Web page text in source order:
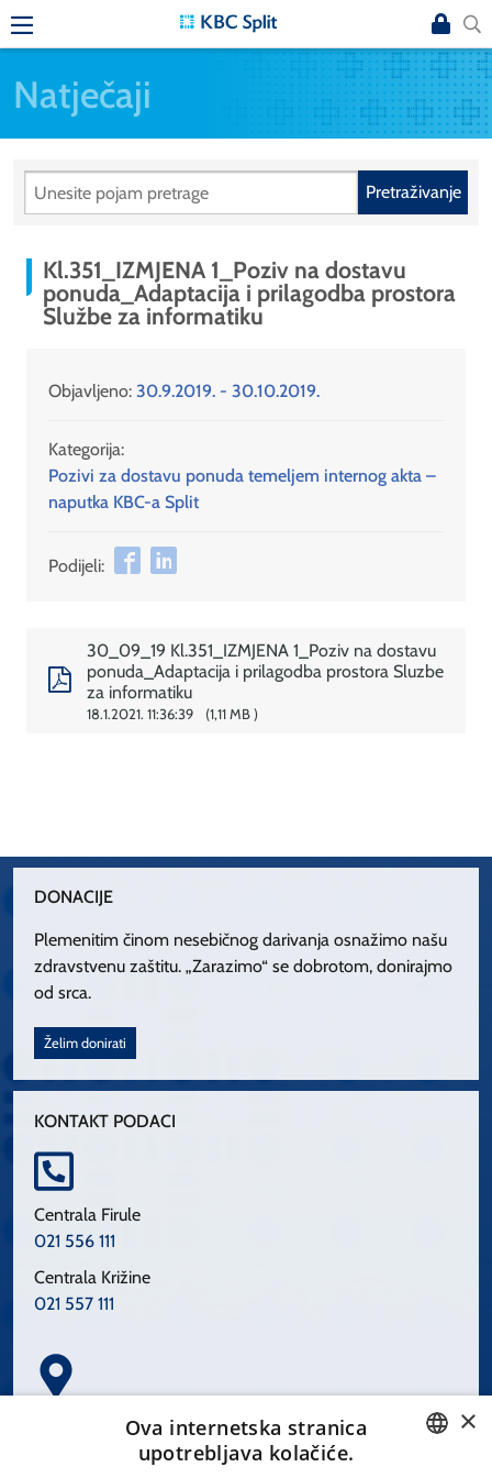
Natječaji
Pretraživanje
Kl.351_IZMJENA 1_Poziv na dostavu
ponuda_Adaptacija i prilagodba prostora
Službe za informatiku
Objavljeno: 30.9.2019. - 30.10.2019.
Kategorija:
Pozivi za dostavu ponuda temeljem internog akta –
naputka KBC-a Split
Podijeli:
30_09_19 Kl.351_IZMJENA 1_Poziv na dostavu
ponuda_Adaptacija i prilagodba prostora Sluzbe
za informatiku
18.1.2021. 11:36:39 1,11 MB
DONACIJE
Plemenitim činom nesebičnog darivanja osnažimo našu
zdravstvenu zaštitu. „Zarazimo“ se dobrotom, donirajmo
od srca.
Želim donirati
KONTAKT PODACI
Centrala Firule
021 556 111
Centrala Križine
021 557 111
Spinčićeva 1, 21000 Split
×
Ova internetska stranica
upotrebljava kolačiće.